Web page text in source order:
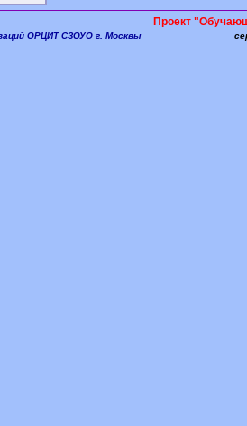
Проект
ОРЦИТ СЗОУО г. Москвы